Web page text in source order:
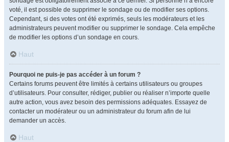
voté, il est possible de supprimer le sondage ou de modifier ses options.
Cependant, si des votes ont été exprimés, seuls les modérateurs et les
administrateurs peuvent modifier ou supprimer le sondage. Cela empêche
de modifier les options d’un sondage en cours.
Haut
Pourquoi ne puis-je pas accéder à un forum ?
Certains forums peuvent être limités à certains utilisateurs ou groupes
d’utilisateurs. Pour consulter, rédiger, publier ou réaliser n’importe quelle
autre action, vous avez besoin des permissions adéquates. Essayez de
contacter un modérateur ou un administrateur du forum afin de lui
demander un accès.
Haut